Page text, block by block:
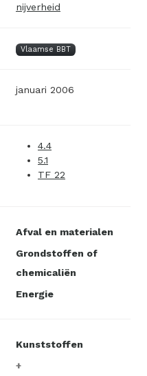
nijverheid
Vlaamse BBT
januari 2006
4.4
5.1
TF 22
Afval en materialen
Grondstoffen of
chemicaliën
Energie
Kunststoffen